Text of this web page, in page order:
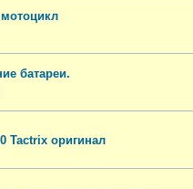
батареи.
Tactrix оригинал